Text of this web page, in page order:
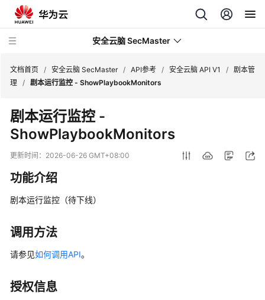
安全云脑 SecMaster
最
新
动
技
术
画
产
品
绍
文档首页 / 安全云脑 SecMaster / API参考 / 安全云脑 API V1 / 剧本管
理 / 剧本运行监控 - ShowPlaybookMonitors
剧本运行监控 -
ShowPlaybookMonitors
更新时间： 2026-06-26 GMT+08:00
功能介绍
剧本运行监控（待下线）
调用方法
请参见如何调用API。
授权信息